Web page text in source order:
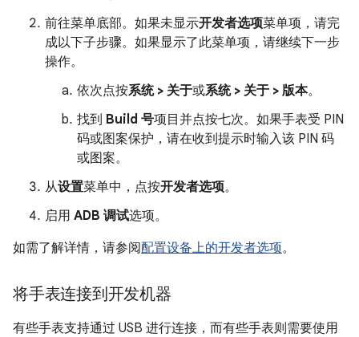
前往菜单底部。如果未显示开发者选项菜单项，请完
成以下子步骤。如果显示了此菜单项，请继续下一步
操作。
依次点按系统 > 关于或系统 > 关于 > 版本。
找到 Build 号项目并点按七次。如果手表受 PIN
码或图案保护，请在收到提示时输入该 PIN 码
或图案。
从设置菜单中，点按开发者选项。
启用 ADB 调试选项。
如需了解详情，请参阅配置设备上的开发者选项。
将手表连接到开发机器
有些手表支持通过 USB 进行连接，而有些手表则需要使用